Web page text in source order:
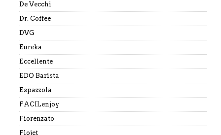
De Vecchi
Dr. Coffee
DVG
Eureka
Eccellente
EDO Barista
Espazzola
FACILenjoy
Fiorenzato
Flojet